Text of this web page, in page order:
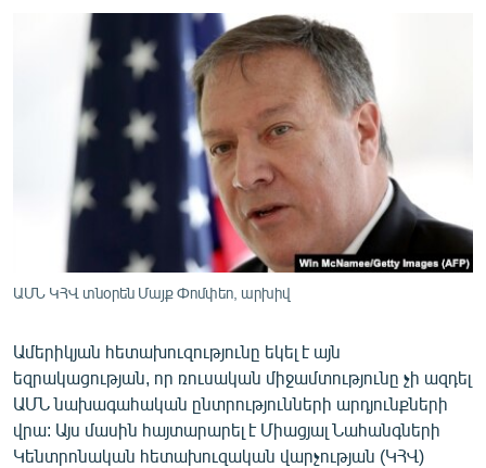
ՏԱՐԱԾԱՇՐՋԱՆ
ՄԻՋԱԶԳԱՅԻՆ
ՄՇԱԿՈՒՅԹ
ՄԵԿՆԱԲԱՆՈՒԹՅՈՒՆ
ՏՏ ԵՒ ԻՆՏԵՐՆԵՏ
ԿՈՐՈՆԱՎԻՐՈՒՍ
ԱՐԽԻՎ
ԲԱՆԱՎԵՃ
ՁԳՏԵԼՈՎ ԼԱՎԱԳՈՒՅՆԻՆ
ՓՈԴՔԱՍԹ
ԱՄՆ ԿՀՎ տնօրեն Մայք Փոմփեո, արխիվ
Ամերիկյան հետախուզությունը եկել է այն
եզրակացության, որ ռուսական միջամտությունը չի ազդել
ԱՄՆ նախագահական ընտրությունների արդյունքների
վրա: Այս մասին հայտարարել է Միացյալ Նահանգների
Կենտրոնական հետախուզական վարչության (ԿՀՎ)